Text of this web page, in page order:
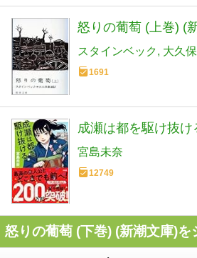
怒りの葡萄 (上巻) (
スタインベック 大久
1691
成瀬は都を駆け抜け
宮島未奈
12749
怒りの葡萄 (下巻) (新潮文庫)を